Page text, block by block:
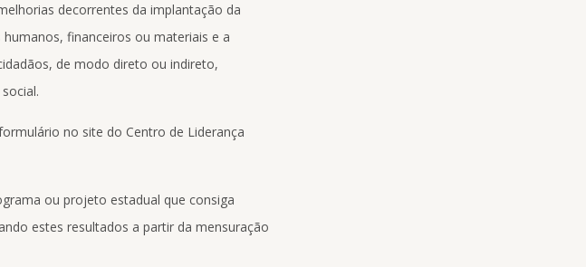
decorrentes da implantação da
financeiros ou materiais e a
de modo direto ou indireto,
no site do Centro de Liderança
ou projeto estadual que consiga
estes resultados a partir da mensuração